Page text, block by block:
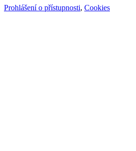
Prohlášení o přístupnosti, Cookies